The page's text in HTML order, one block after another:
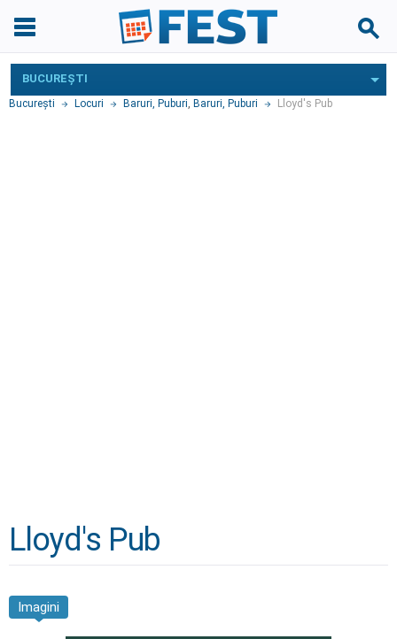
BUCUREŞTI
Bucureşti Locuri Baruri, Puburi, Baruri, Puburi Lloyd's Pub
Lloyd's Pub
Imagini